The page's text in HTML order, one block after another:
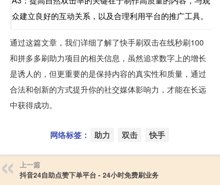
众建立良好的互动关系，以及合理利用平台的推广工具。
通过这篇文章，我们详细了解了快手刷双击在线秒刷100
和拼多多刷助力项目的相关信息，虽然追求数字上的增长
是诱人的，但更重要的是保持内容的真实性和质量，通过
合法和创新的方式提升你的社交媒体影响力，才能在长远
中获得成功。
网络标签： 助力 双击 快手
上一篇
抖音24自助点赞下单平台 - 24小时免费刷业务